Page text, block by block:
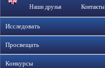
Наши друзья Контакты
Исследовать
Просвещать
Конкурсы